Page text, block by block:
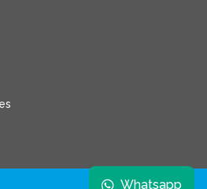
Whatsapp